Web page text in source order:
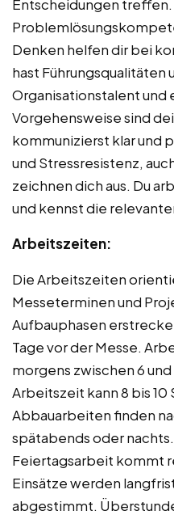
Entscheidungen treffen.
Denken helfen dir bei
hast Führungsqualitäten
Organisationstalent und
Vorgehensweise sind
kommunizierst klar und
und Stressresistenz,
zeichnen dich aus. Du
und kennst die
Arbeitszeiten:
Die Arbeitszeiten
Messeterminen und
Aufbauphasen
Tage vor der Messe.
morgens zwischen 6
Arbeitszeit kann 8 bis
Abbauarbeiten finden
spätabends oder
Feiertagsarbeit kommt
Einsätze werden
abgestimmt.